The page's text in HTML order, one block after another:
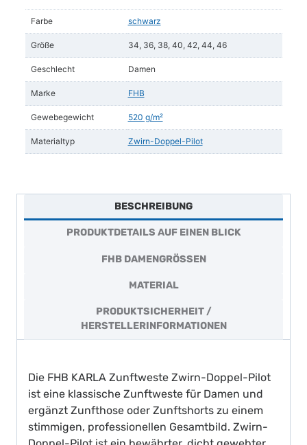
Doppel-
Pilot
Menge
Farbe schwarz
Größe 34, 36, 38, 40, 42, 44, 46
Geschlecht Damen
Marke FHB
Gewebegewicht 520 g/m²
Materialtyp Zwirn-Doppel-Pilot
BESCHREIBUNG
PRODUKTDETAILS AUF EINEN BLICK
FHB DAMENGRÖSSEN
MATERIAL
PRODUKTSICHERHEIT /
HERSTELLERINFORMATIONEN
Die FHB KARLA Zunftweste Zwirn-Doppel-Pilot
ist eine klassische Zunftweste für Damen und
ergänzt Zunfthose oder Zunftshorts zu einem
stimmigen, professionellen Gesamtbild. Zwirn-